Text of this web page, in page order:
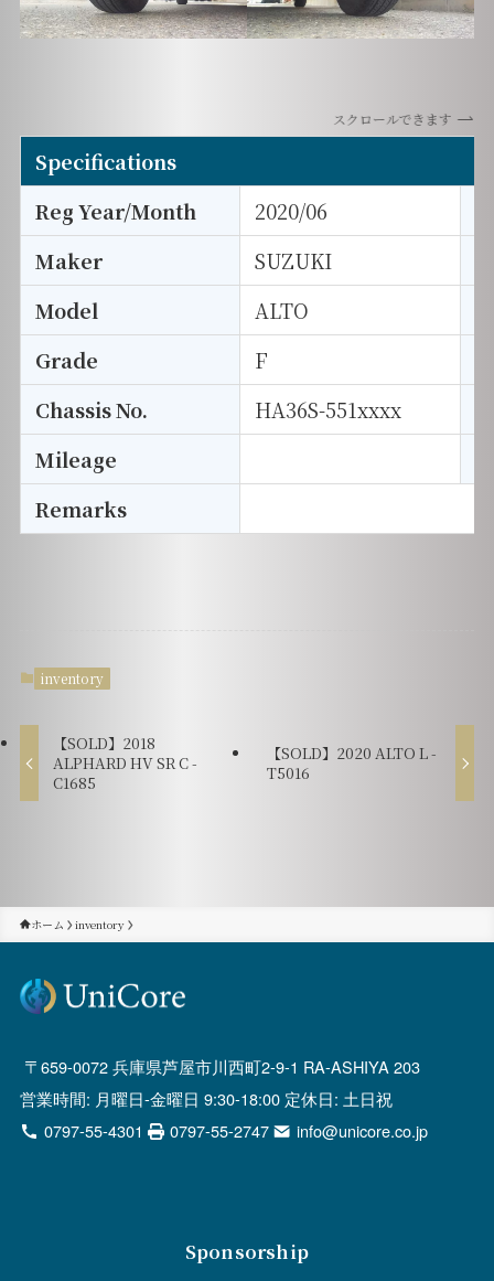
スクロールできます
Specifications
Reg Year/Month
2020/06
Maker
SUZUKI
Model
ALTO
Grade
F
Chassis No.
HA36S-551xxxx
Mileage
Remarks
inventory
【SOLD】2018
ALPHARD HV SR C -
C1685
【SOLD】2020 ALTO L -
T5016
ホーム inventory
659-0072 兵庫県芦屋市川西町2-9-1 RA-ASHIYA 203
営業時間: 月曜日-金曜日 9:30-18:00 定休日: 土日祝
0797-55-4301
0797-55-2747 info@unicore.co.jp
Sponsorship